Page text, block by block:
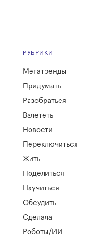
РУБРИКИ
Мегатренды
Придумать
Разобраться
Взлететь
Новости
Переключиться
Жить
Поделиться
Научиться
Обсудить
Сделала
Роботы/ИИ